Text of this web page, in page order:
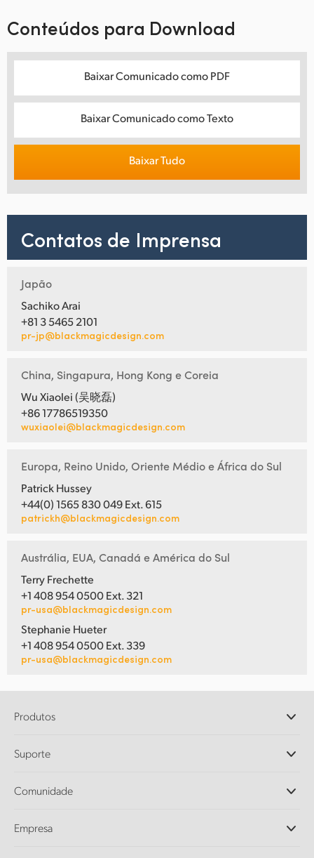
Conteúdos para Download
Baixar Comunicado como PDF
Baixar Comunicado como Texto
Baixar Tudo
Contatos de Imprensa
Japão
Sachiko Arai
+81 3 5465 2101
pr-jp@blackmagicdesign.com
China, Singapura, Hong Kong e Coreia
Wu Xiaolei (吴晓磊)
+86 17786519350
wuxiaolei@blackmagicdesign.com
Europa, Reino Unido, Oriente Médio e África do Sul
Patrick Hussey
+44(0) 1565 830 049 Ext. 615
patrickh@blackmagicdesign.com
Austrália, EUA, Canadá e América do Sul
Terry Frechette
+1 408 954 0500 Ext. 321
pr-usa@blackmagicdesign.com
Stephanie Hueter
+1 408 954 0500 Ext. 339
pr-usa@blackmagicdesign.com
Produtos
DaVinci Resolve e Fusion
Ultimatte
Captura e Reprodução
Suporte
Central de Suporte Técnico
Comunidade
Empresa